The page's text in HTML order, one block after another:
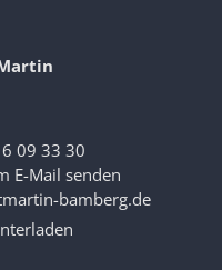
09 33 30
E-Mail senden
bamberg.de